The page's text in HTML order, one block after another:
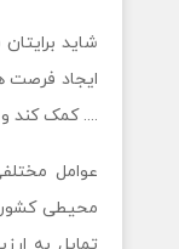
شاید
ایجاد فرصت
.... کمک کند و
عوامل
محیطی